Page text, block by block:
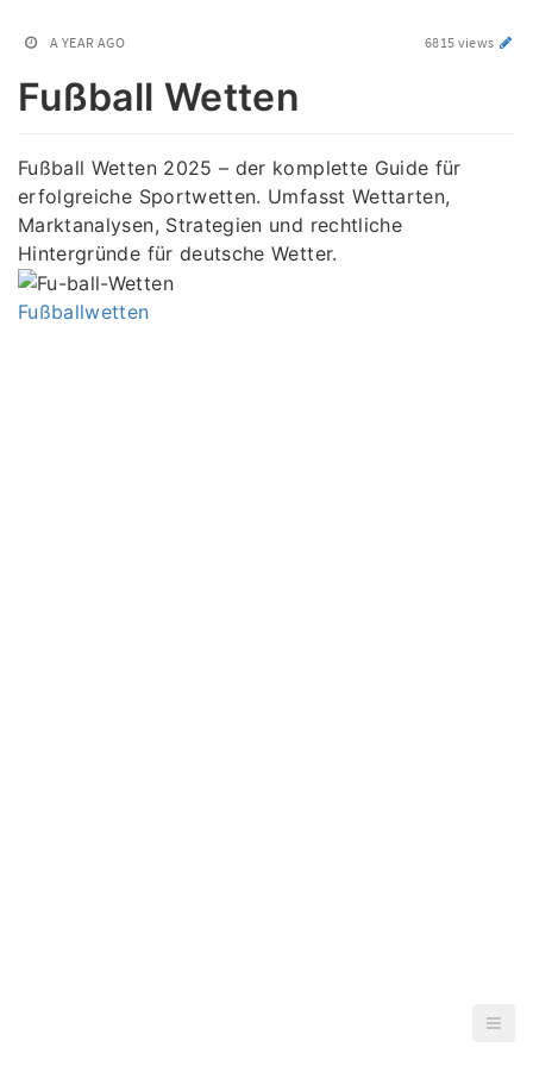
A YEAR AGO 6815 views
Fußball Wetten
Fußball Wetten 2025 – der komplette Guide für
erfolgreiche Sportwetten. Umfasst Wettarten,
Marktanalysen, Strategien und rechtliche
Hintergründe für deutsche Wetter.
Fußballwetten